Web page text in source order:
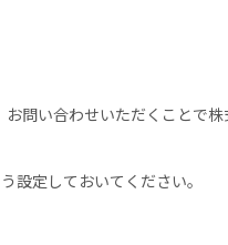
問い合わせいただくことで
設定しておいてください。